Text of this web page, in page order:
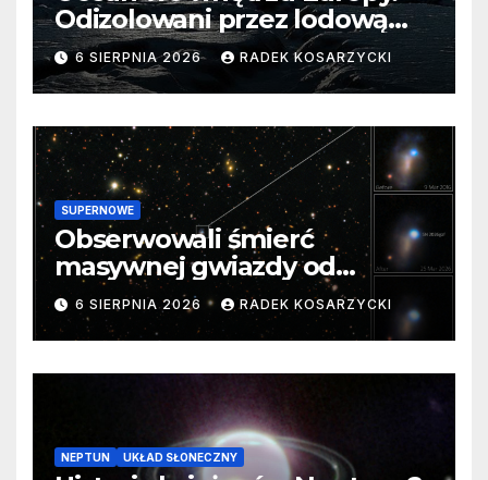
Odizolowani przez lodową
barierę
6 SIERPNIA 2026 RADEK KOSARZYCKI
SUPERNOWE
Obserwowali śmierć
masywnej gwiazdy od
samego początku. Niezwykle
cenne dane
6 SIERPNIA 2026 RADEK KOSARZYCKI
NEPTUN UKŁAD SŁONECZNY